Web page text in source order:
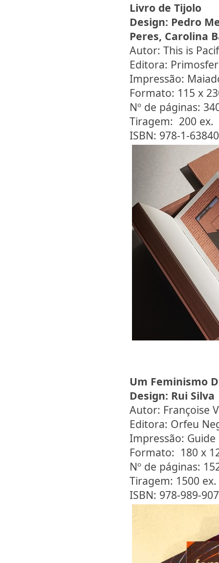
Livro de Tijolo
Design: Pedro
Peres, Carolina
Autor: This is
Editora:
Impressão:
Formato: 115 x
Nº de páginas:
Tiragem: 200 ex.
ISBN: 978-1-
Um Feminismo
Design: Rui Silva
Autor: Françoise
Editora: Orfeu
Impressão:
Formato: 180 x
Nº de páginas:
Tiragem: 1500 ex.
ISBN: 978-989-